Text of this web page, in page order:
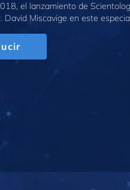
el lanzamiento de
David Miscavige en este